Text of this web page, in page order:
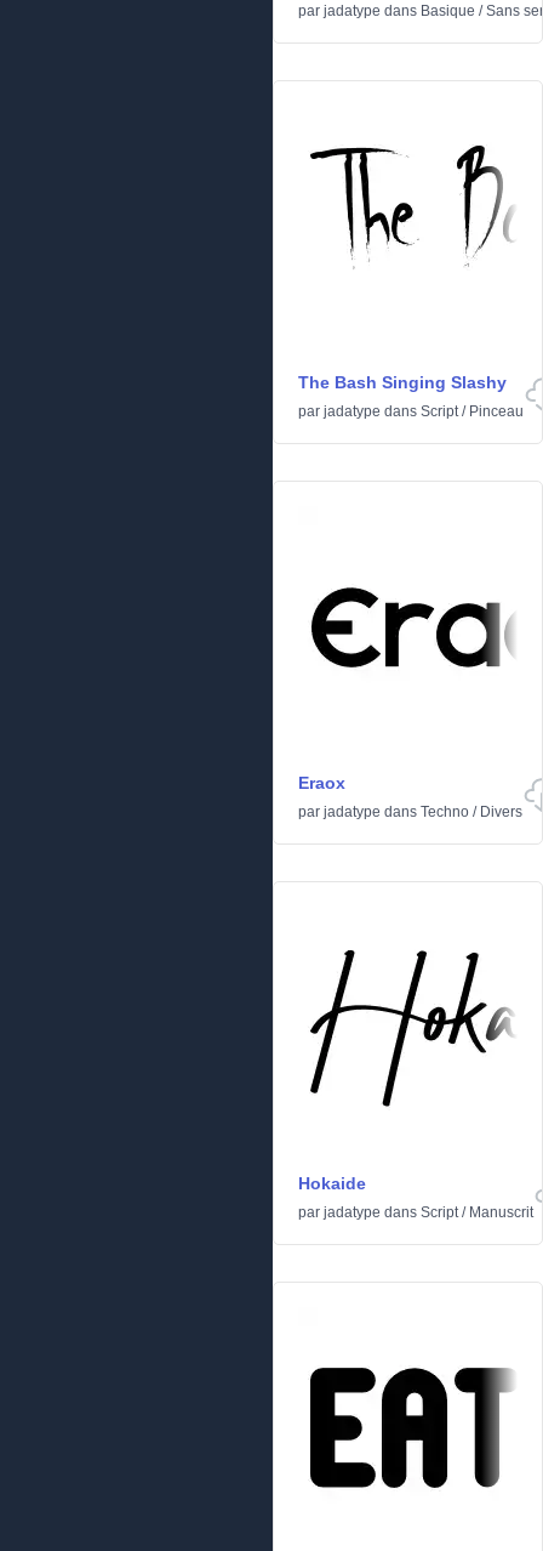
par jadatype dans Basique /Sans
The Bash Singing Slashy
par jadatype dans Script/ Pinceau
Eraox
par jadatype dans Techno / Divers
Hokaide
par jadatype dans Script/ Manuscrit